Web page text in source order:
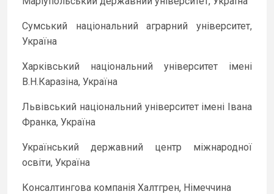
Сумський національний аграрний університет,
Україна
Харківський національний університет імені
В.Н.Каразіна, Україна
Львівський національний університет імені Івана
Франка, Україна
Український державний центр міжнародної
освіти, Україна
Консалтингова компанія Халтгрен, Німеччина